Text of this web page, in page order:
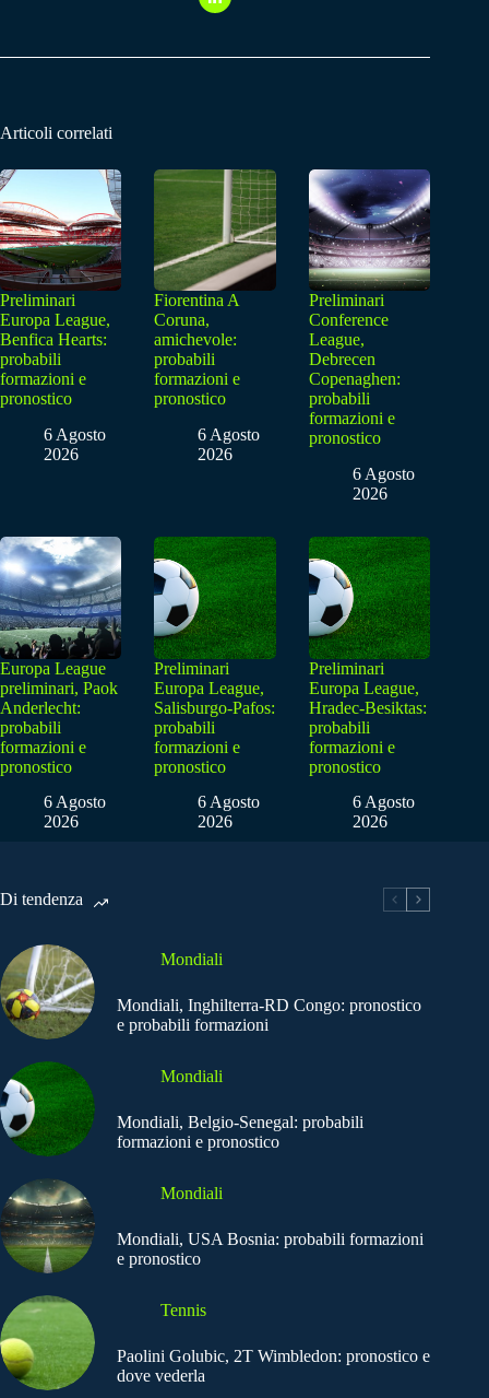
Articoli correlati
Preliminari
Europa League,
Benfica Hearts:
probabili
formazioni e
pronostico
6 Agosto
2026
Fiorentina A
Coruna,
amichevole:
probabili
formazioni e
pronostico
6 Agosto
2026
Preliminari
Conference
League,
Debrecen
Copenaghen:
probabili
formazioni e
pronostico
6 Agosto
2026
Europa League
preliminari, Paok
Anderlecht:
probabili
formazioni e
pronostico
6 Agosto
2026
Preliminari
Europa League,
Salisburgo-Pafos:
probabili
formazioni e
pronostico
6 Agosto
2026
Preliminari
Europa League,
Hradec-Besiktas:
probabili
formazioni e
pronostico
6 Agosto
2026
Di tendenza
Mondiali
Mondiali, Inghilterra-RD Congo: pronostico
e probabili formazioni
Mondiali
Mondiali, Belgio-Senegal: probabili
formazioni e pronostico
Mondiali
Mondiali, USA Bosnia: probabili formazioni
e pronostico
Tennis
Paolini Golubic, 2T Wimbledon: pronostico e
dove vederla